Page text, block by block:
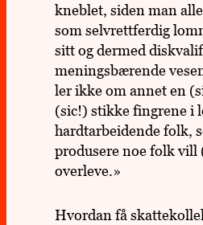
kneb­let, siden man
som selv­rett­fer­dig
sitt og dermed
menings­bæ­rende
ler ikke om annet en
(sic!) stikke fing­rene i
hard­tar­bei­dende folk,
pro­du­sere noe folk vill
over­leve.»
Hvor­dan få